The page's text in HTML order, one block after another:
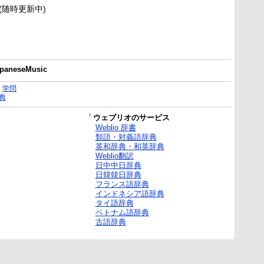
時更新中)
学問
ウェブリオのサービス
Weblio 辞書
類語・対義語辞典
英和辞典・和英辞典
Weblio翻訳
日中中日辞典
日韓韓日辞典
フランス語辞典
インドネシア語辞典
タイ語辞典
ベトナム語辞典
古語辞典